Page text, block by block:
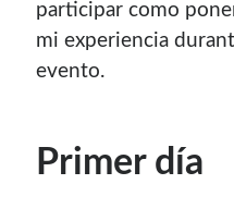
¡Hola mi nombre es
Soydesarrollador web
de Archlinux,plugins de
o dar charlas.
participar como
mi experiencia
evento.
Primer día